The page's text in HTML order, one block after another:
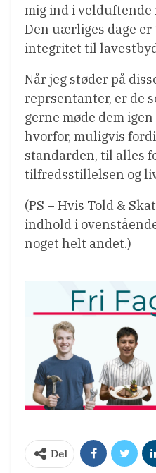
mig ind i
Den uærliges dage
integritet til
Når jeg støder på
reprsentanter, er de
gerne møde dem
hvorfor, muligvis
standarden, til alles
tilfredsstillelsen og
(PS – Hvis Told &
indhold i
noget helt andet.)
Del